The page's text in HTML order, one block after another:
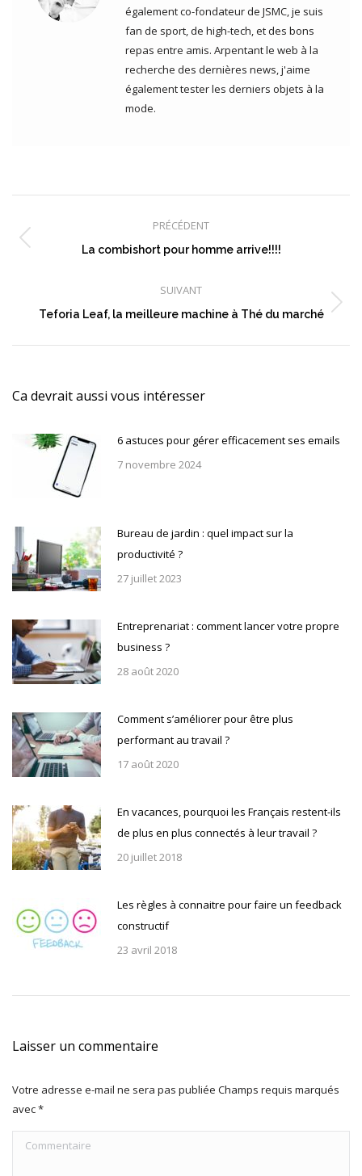
également co-fondateur de JSMC, je suis
fan de sport, de high-tech, et des bons
repas entre amis. Arpentant le web à la
recherche des dernières news, j'aime
également tester les derniers objets à la
mode.
article
PRÉCÉDENT
Article
:
La combishort pour homme arrive!!!!
SUIVANT
Article
Teforia Leaf, la meilleure machine à Thé du marché
Ca devrait aussi vous intéresser
6 astuces pour gérer efficacement ses emails
7 novembre 2024
Bureau de jardin : quel impact sur la
productivité ?
27 juillet 2023
Entreprenariat : comment lancer votre propre
business ?
28 août 2020
Comment s’améliorer pour être plus
performant au travail ?
17 août 2020
En vacances, pourquoi les Français restent-ils
de plus en plus connectés à leur travail ?
20 juillet 2018
Les règles à connaitre pour faire un feedback
constructif
23 avril 2018
Laisser un commentaire
Votre adresse e-mail ne sera pas publiée Champs requis marqués
avec*
Commentaire